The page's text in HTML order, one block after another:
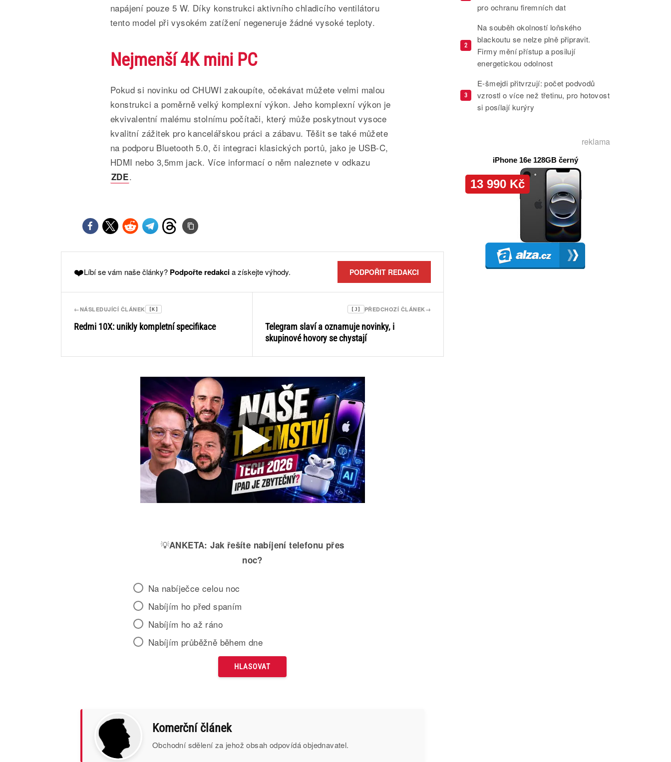
napájení pouze 5 W. Díky konstrukci aktivního chladicího ventilátoru
tento model při vysokém zatížení negeneruje žádné vysoké teploty.
Nejmenší 4K mini PC
Pokud si novinku od CHUWI zakoupíte, očekávat můžete velmi malou
konstrukci a poměrně velký komplexní výkon. Jeho komplexní výkon je
ekvivalentní malému stolnímu počítači, který může poskytnout vysoce
kvalitní zážitek pro kancelářskou práci a zábavu. Těšit se také můžete
na podporu Bluetooth 5.0, či integraci klasických portů, jako je USB-C,
HDMI nebo 3,5mm jack. Více informací o něm naleznete v odkazu
ZDE.
❤️Líbí se vám naše články? Podpořte redakcia získejte výhody. PODPOŘIT REDAKCI
←NÁSLEDUJÍCÍ ČLÁNEK [K]
Redmi 10X: unikly kompletní specifikace
→
PŘEDCHOZÍ ČLÁNEK
[J]
Telegram slaví a oznamuje novinky, i
skupinové hovory se chystají
💡ANKETA: Jak řešíte nabíjení telefonu přes
noc?
Na nabíječce celou noc
Nabíjím ho před spaním
Nabíjím ho až ráno
Nabíjím průběžně během dne
Komerční článek
Obchodní sdělení za jehož obsah odpovídá objednavatel.
pro ochranu firemních dat
2
Na souběh okolností loňského
blackoutu se nelze plně připravit.
Firmy mění přístup a posilují
energetickou odolnost
3
E-šmejdi přitvrzují: počet podvodů
vzrostl o více než třetinu, pro hotovost
si posílají kurýry
reklama